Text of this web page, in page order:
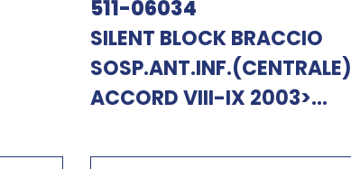
511-06034
SILENT BLOCK BRACCIO
SOSP.ANT.INF.(CENTRALE)
ACCORD VIII-IX 2003>...